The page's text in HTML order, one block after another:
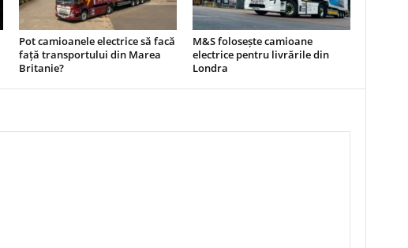
Pot camioanele electrice să facă
față transportului din Marea
Britanie?
M&S folosește camioane
electrice pentru livrările din
Londra